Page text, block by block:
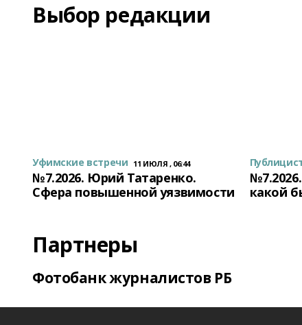
Выбор редакции
Уфимские встречи 11 ИЮЛЯ , 06:44
№7.2026. Юрий Татаренко.
Сфера повышенной уязвимости
какой
Партнеры
Фотобанк журналистов РБ